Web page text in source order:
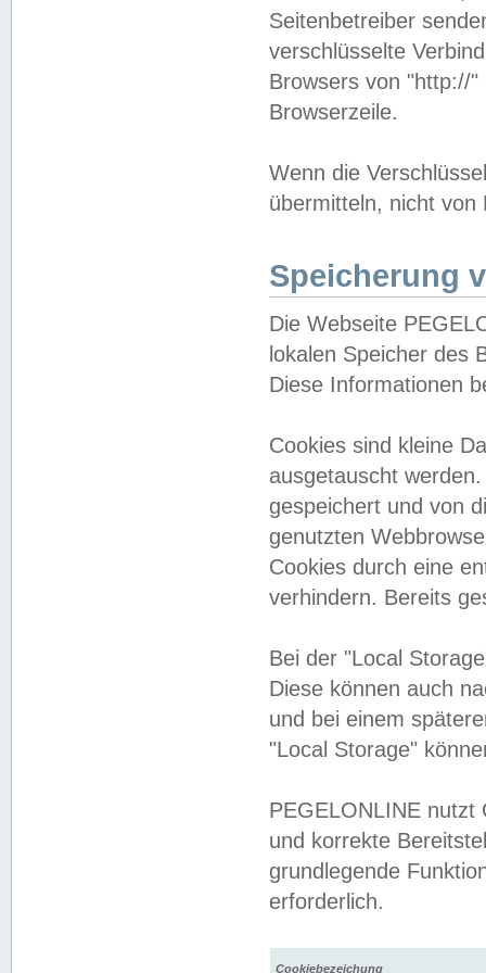
Seitenbetreiber
verschlüsselte
Browsers von "http://
Browserzeile.
Wenn die
übermitteln, nicht von
Speicherung
Die Webseite
lokalen Speicher des
Diese Informationen
Cookies sind kleine
ausgetauscht
gespeichert und von
genutzten
Cookies durch eine
verhindern. Bereits
Bei der "Local
Diese können auch
und bei einem
"Local Storage"
PEGELONLINE nutzt
und korrekte
grundlegende
erforderlich.
Cookiebezeichung